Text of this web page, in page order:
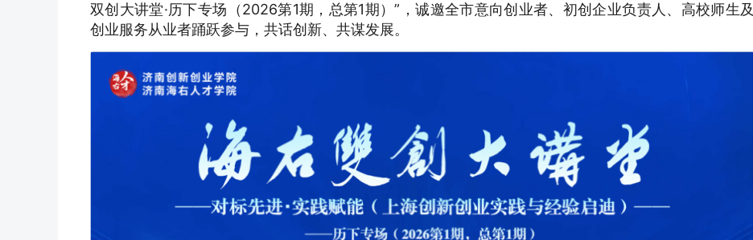
双创大讲堂·历下专场（2026第1期，总第1期）”，诚邀全市意向创业者、初创企业负责人、高校师生及
创业服务从业者踊跃参与，共话创新、共谋发展。